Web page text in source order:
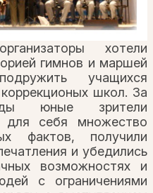
хотели
гимнов и маршей
учащихся
школ. За
юные зрители
для себя множество
фактов, получили
и убедились
возможностях и
с ограничениями